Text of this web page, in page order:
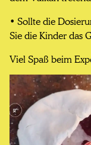
• Sollte die
Sie die Kinder das
Viel Spaß beim